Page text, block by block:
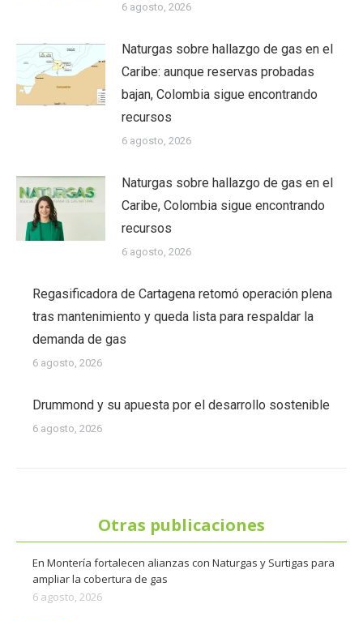
6 agosto, 2026
Naturgas sobre hallazgo de gas en el
Caribe: aunque reservas probadas
bajan, Colombia sigue encontrando
recursos
6 agosto, 2026
Naturgas sobre hallazgo de gas en el
Caribe, Colombia sigue encontrando
recursos
6 agosto, 2026
Regasificadora de Cartagena retomó operación plena
tras mantenimiento y queda lista para respaldar la
demanda de gas
6 agosto, 2026
Drummond y su apuesta por el desarrollo sostenible
6 agosto, 2026
Otras publicaciones
En Montería fortalecen alianzas con Naturgas y Surtigas para
ampliar la cobertura de gas
6 agosto, 2026